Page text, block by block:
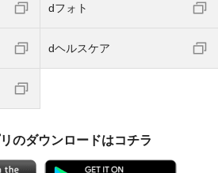
dフォト
dヘルスケア
のダウンロードはコチラ